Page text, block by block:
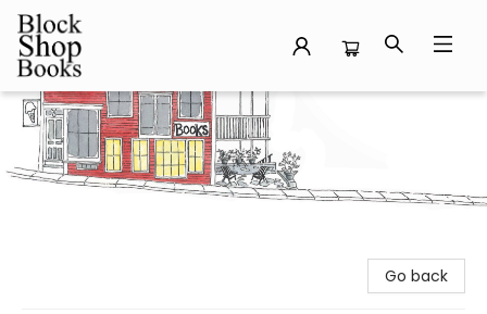
Block Shop Books
Go back